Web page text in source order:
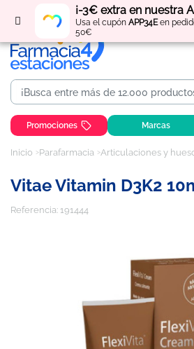
¡-3€ extra en nuestra
Usa el cupón APP34Een
50€
Regístratey obténpuntos
Promociones Marcas
Inicio Parafarmacia Articulaciones y
Vitae Vitamin D3K2
Referencia: 191444